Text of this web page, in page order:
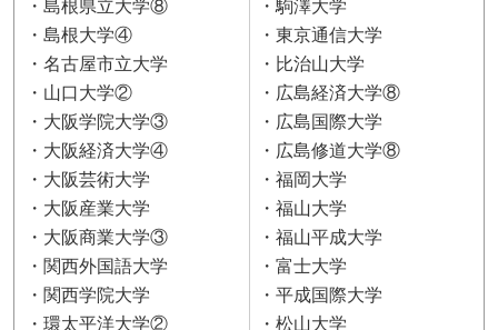
島根県立大学⑧
島根大学④
名古屋市立大学
山口大学②
大阪学院大学③
大阪経済大学④
大阪芸術大学
大阪産業大学
大阪商業大学③
関西外国語大学
関西学院大学
環太平洋大学②
駒澤大学
東京通信大学
比治山大学
広島経済大学⑧
広島国際大学
広島修道大学⑧
福岡大学
福山大学
福山平成大学
富士大学
平成国際大学
松山大学